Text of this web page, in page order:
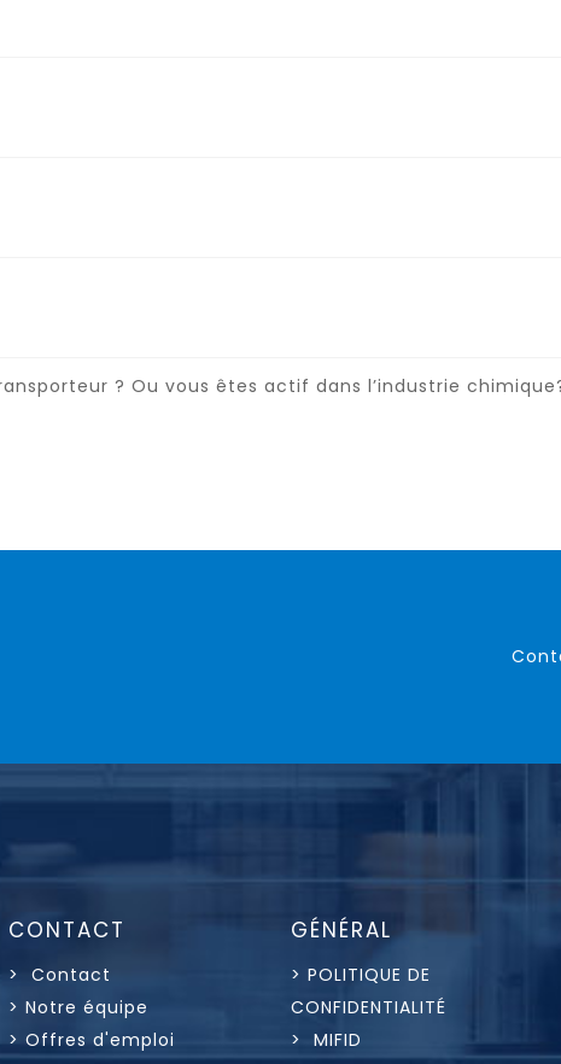
? Ou vous êtes actif dans l’industrie
CONTACT
> Contact
> Notre équipe
> Offres d'emploi
GÉNÉRAL
> POLITIQUE DE
CONFIDENTIALITÉ
> MIFID